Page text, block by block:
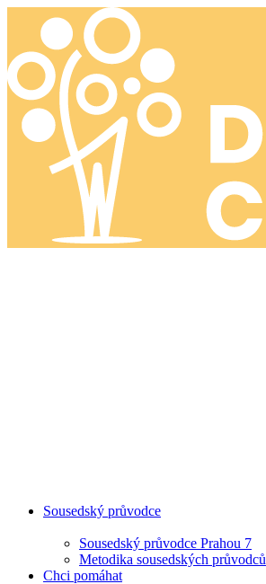
Sousedský průvodce
Sousedský průvodce Prahou 7
Metodika sousedských průvodců
Chci pomáhat